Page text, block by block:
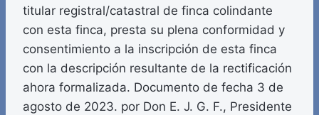
titular registral/catastral de finca colindante
con esta finca, presta su plena conformidad y
consentimiento a la inscripción de esta finca
con la descripción resultante de la rectificación
ahora formalizada. Documento de fecha 3 de
agosto de 2023. por Don E. J. G. F., Presidente